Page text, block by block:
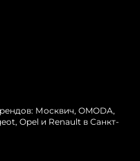
Москвич, OMODA,
Opel и Renault в Санкт-